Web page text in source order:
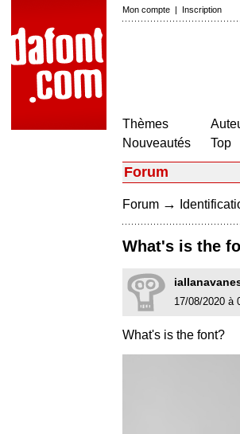
Mon compte | Inscription
Thèmes
Nouveautés
Top
Forum
Forum →
What's is the
17/08/2020 à
What's is the font?